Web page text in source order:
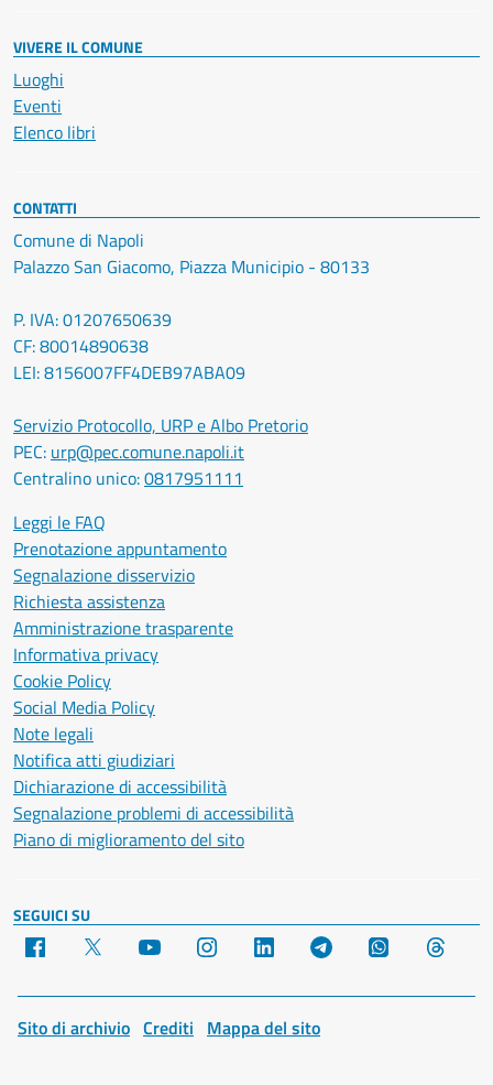
VIVERE IL COMUNE
Luoghi
Eventi
Elenco libri
CONTATTI
Comune di Napoli
Palazzo San Giacomo, Piazza Municipio - 80133
P. IVA: 01207650639
CF: 80014890638
LEI: 8156007FF4DEB97ABA09
Servizio Protocollo, URP e Albo Pretorio
PEC: urp@pec.comune.napoli.it
Centralino unico:0817951111
Leggi le FAQ
Prenotazione appuntamento
Segnalazione disservizio
Richiesta assistenza
Amministrazione trasparente
Informativa privacy
Cookie Policy
Social Media Policy
Note legali
Notifica atti giudiziari
Dichiarazione di accessibilità
Segnalazione problemi di accessibilità
Piano di miglioramento del sito
SEGUICI SU
Facebook YouTube Instagram LinkedIn Telegram WhatsApp
Sito di archivio Crediti Mappa del sito